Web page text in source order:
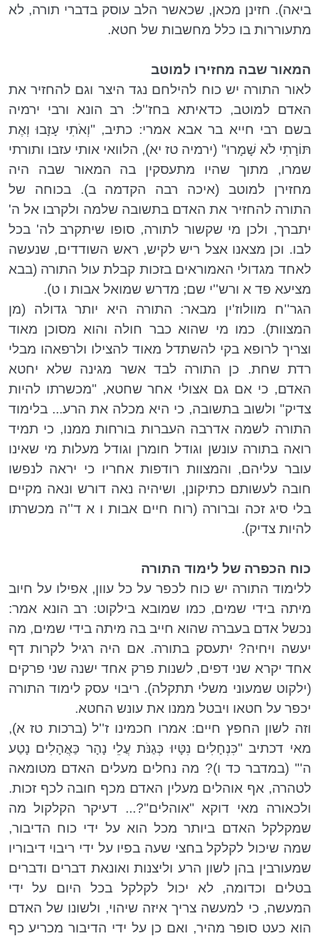
ביאה). חזינן מכאן, שכאשר הלב עוסק בדברי תורה, לא
מתעוררות בו כלל מחשבות של חטא.
המאור שבה מחזירו למוטב
לאור התורה יש כוח להילחם נגד היצר וגם להחזיר את
האדם למוטב, כדאיתא בחז''ל: רב הונא ורבי ירמיה
בשם רבי חייא בר אבא אמרי: כתיב, "וְאֹתִי עָזָבוּ וְאֶת
תּוֹרָתִי לֹא שָׁמָרוּ" (ירמיה טז יא), הלוואי אותי עזבו ותורתי
שמרו, מתוך שהיו מתעסקין בה המאור שבה היה
מחזירן למוטב (איכה רבה הקדמה ב). בכוחה של
התורה להחזיר את האדם בתשובה שלמה ולקרבו אל ה'
יתברך, ולכן מי שקשור לתורה, סופו שיתקרב לה' בכל
לבו. וכן מצאנו אצל ריש לקיש, ראש השודדים, שנעשה
לאחד מגדולי האמוראים בזכות קבלת עול התורה (בבא
מציעא פד א ורש''י שם; מדרש שמואל אבות ו ט).
הגר''ח מוולוז'ין מבאר: התורה היא יותר גדולה (מן
המצוות). כמו מי שהוא כבר חולה והוא מסוכן מאוד
וצריך לרופא בקי להשתדל מאוד להצילו ולרפאהו מבלי
רדת שחת. כן התורה לבד אשר מגינה שלא יחטא
האדם, כי אם גם אצולי אחר שחטא, "מכשרתו להיות
צדיק" ולשוב בתשובה, כי היא מכלה את הרע... בלימוד
התורה לשמה אדרבה העברות בורחות ממנו, כי תמיד
רואה בתורה עונשן וגודל חומרן וגודל מעלות מי שאינו
עובר עליהם, והמצוות רודפות אחריו כי יראה לנפשו
חובה לעשותם כתיקונן, ושיהיה נאה דורש ונאה מקיים
בלי סיג זכה וברורה (רוח חיים אבות ו א ד''ה מכשרתו
להיות צדיק).
כוח הכפרה של לימוד התורה
ללימוד התורה יש כוח לכפר על כל עוון, אפילו על חיוב
מיתה בידי שמים, כמו שמובא בילקוט: רב הונא אמר:
נכשל אדם בעברה שהוא חייב בה מיתה בידי שמים, מה
יעשה ויחיה? יתעסק בתורה. אם היה רגיל לקרות דף
אחד יקרא שני דפים, לשנות פרק אחד ישנה שני פרקים
(ילקוט שמעוני משלי תתקלה). ריבוי עסק לימוד התורה
יכפר על חטאו ויבטל ממנו את עונש החטא.
וזה לשון החפץ חיים: אמרו חכמינו ז''ל (ברכות טז א),
מאי דכתיב "כִּנְחָלִים נִטָּיוּ כְּגַנֹּת עֲלֵי נָהָר כַּאֲהָלִים נָטַע
ה'" (במדבר כד ו)? מה נחלים מעלים האדם מטומאה
לטהרה, אף אוהלים מעלין האדם מכף חובה לכף זכות.
ולכאורה מאי דוקא "אוהלים"?... דעיקר הקלקול מה
שמקלקל האדם ביותר מכל הוא על ידי כוח הדיבור,
שמה שיכול לקלקל בחצי שעה בפיו על ידי ריבוי דיבוריו
שמעורבין בהן לשון הרע וליצנות ואונאת דברים ודברים
בטלים וכדומה, לא יכול לקלקל בכל היום על ידי
המעשה, כי למעשה צריך איזה שיהוי, ולשונו של האדם
הוא כעט סופר מהיר, ואם כן על ידי הדיבור מכריע כף